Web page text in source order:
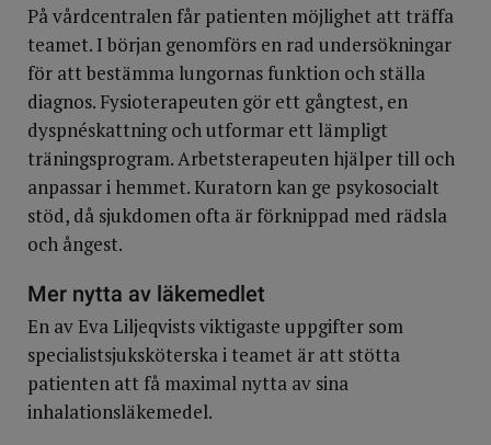
På vårdcentralen får patienten möjlighet att träffa
teamet. I början genomförs en rad undersökningar
för att bestämma lungornas funktion och ställa
diagnos. Fysioterapeuten gör ett gångtest, en
dyspnéskattning och utformar ett lämpligt
träningsprogram. Arbetsterapeuten hjälper till och
anpassar i hemmet. Kuratorn kan ge psykosocialt
stöd, då sjukdomen ofta är förknippad med rädsla
och ångest.
Mer nytta av läkemedlet
En av Eva Liljeqvists viktigaste uppgifter som
specialistsjuksköterska i teamet är att stötta
patienten att få maximal nytta av sina
inhalationsläkemedel.